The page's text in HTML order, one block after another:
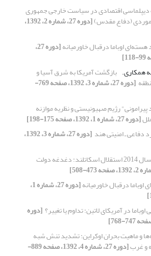
دیپلماسی اقتصادی در سیاست خارجی ‏جمهوری
موردی (دفاع مقدس)‏ [دوره 27، شماره 2، 1392،
هسته‌ای اوباما درقبال خاورمیانه [دوره 27،
همکاری.‏ بازگشت آمریکا به شرق آسیا و ‏
[دوره 27، شماره 3، 1392، صفحه 769-
پیرامونی" رژیم صهیونیستی و ‏نظریه موازنه
[دوره 27، شماره 1، 1392، صفحه 175-198]
دفاعی ـ ‌امنیتی هند [دوره 27، شماره 3، 1392،
همه‌پرسی سال 2014 استقلال اسکاتلند: دغدغه ‏دولت
درقبال خاورمیانه [دوره 27، شماره 1،
در آمریکای لاتین: تداوم یا تغییر؟ [دوره
و ماهیت بحران اوکراین: تشدید تنش شبه
و غرب [دوره 27، شماره 4، 1392، صفحه 889-